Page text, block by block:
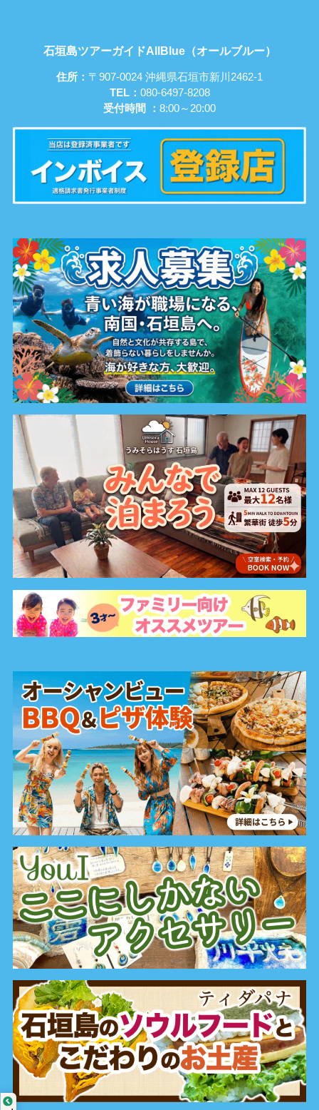
石垣島ツアーガイドAllBlue（オールブルー）
住所： 〒907-0024 沖縄県石垣市新川2462-1
TEL： 080-6497-8208
受付時間 ： 8:00～20:00